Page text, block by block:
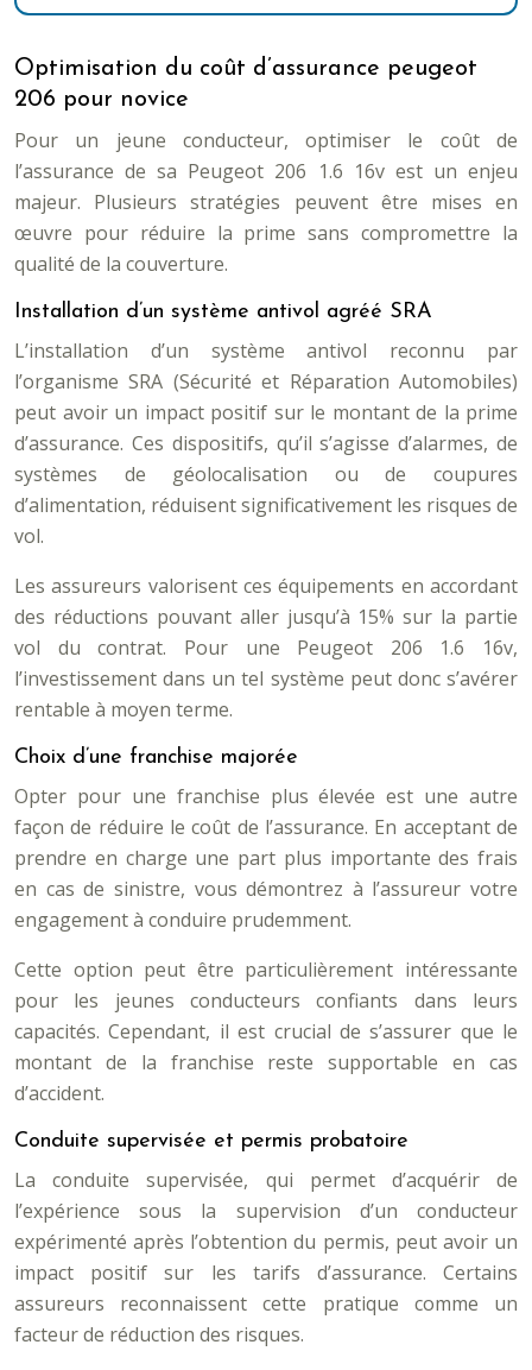
Optimisation du coût d’assurance peugeot
206 pour novice
Pour un jeune conducteur, optimiser le coût de
l’assurance de sa Peugeot 206 1.6 16v est un enjeu
majeur. Plusieurs stratégies peuvent être mises en
œuvre pour réduire la prime sans compromettre la
qualité de la couverture.
Installation d’un système antivol agréé SRA
L’installation d’un système antivol reconnu par
l’organisme SRA (Sécurité et Réparation Automobiles)
peut avoir un impact positif sur le montant de la prime
d’assurance. Ces dispositifs, qu’il s’agisse d’alarmes, de
systèmes de géolocalisation ou de coupures
d’alimentation, réduisent significativement les risques de
vol.
Les assureurs valorisent ces équipements en accordant
des réductions pouvant aller jusqu’à 15% sur la partie
vol du contrat. Pour une Peugeot 206 1.6 16v,
l’investissement dans un tel système peut donc s’avérer
rentable à moyen terme.
Choix d’une franchise majorée
Opter pour une franchise plus élevée est une autre
façon de réduire le coût de l’assurance. En acceptant de
prendre en charge une part plus importante des frais
en cas de sinistre, vous démontrez à l’assureur votre
engagement à conduire prudemment.
Cette option peut être particulièrement intéressante
pour les jeunes conducteurs confiants dans leurs
capacités. Cependant, il est crucial de s’assurer que le
montant de la franchise reste supportable en cas
d’accident.
Conduite supervisée et permis probatoire
La conduite supervisée, qui permet d’acquérir de
l’expérience sous la supervision d’un conducteur
expérimenté après l’obtention du permis, peut avoir un
impact positif sur les tarifs d’assurance. Certains
assureurs reconnaissent cette pratique comme un
facteur de réduction des risques.